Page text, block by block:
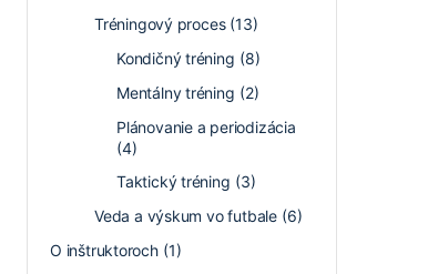
Tréningový proces(13)
Kondičný tréning (8)
Mentálny tréning (2)
Plánovanie a periodizácia
(4)
Taktický tréning (3)
Veda a výskum vo futbale(6)
O inštruktoroch(1)